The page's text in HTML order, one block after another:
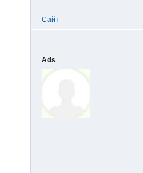
Сайт
Ads